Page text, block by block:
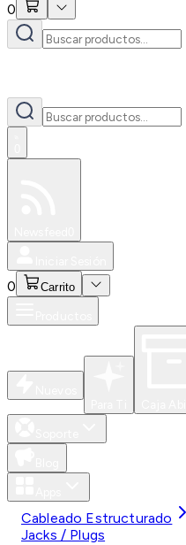
0
0 Carrito
Cableado Estructurado
Jacks / Plugs